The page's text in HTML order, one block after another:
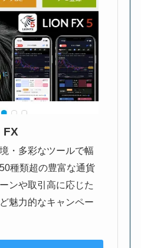
FX
・多彩なツールで幅
種類超の豊富な通貨
ンや取引高に応じた
魅力的なキャンペー